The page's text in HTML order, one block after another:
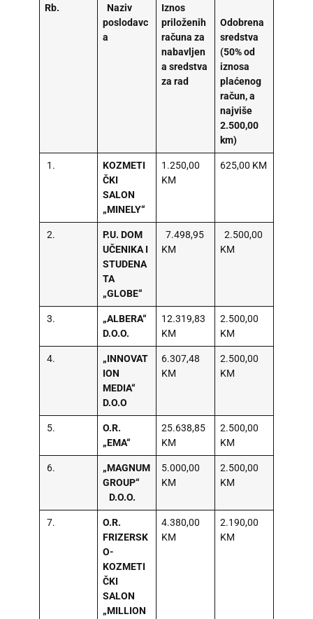
Rb.
Naziv
poslodavc
a
Iznos
priloženih
računa za
nabavljen
a sredstva
za rad
Odobrena
sredstva
(50% od
iznosa
plaćenog
račun, a
najviše
2.500,00
km)
1.
KOZMETI
ČKI
SALON
„MINELY“
1.250,00
KM
625,00 KM
2.
P.U. DOM
UČENIKA I
STUDENA
TA
„GLOBE“
7.498,95
KM
2.500,00
KM
3.
„ALBERA“
D.O.O.
12.319,83
KM
2.500,00
KM
4.
„INNOVAT
ION
MEDIA“
D.O.O
6.307,48
KM
2.500,00
KM
5.
O.R.
„EMA“
25.638,85
KM
2.500,00
KM
6.
„MAGNUM
GROUP“
D.O.O.
5.000,00
KM
2.500,00
KM
7.
O.R.
FRIZERSK
O-
KOZMETI
ČKI
SALON
„MILLION
4.380,00
KM
2.190,00
KM